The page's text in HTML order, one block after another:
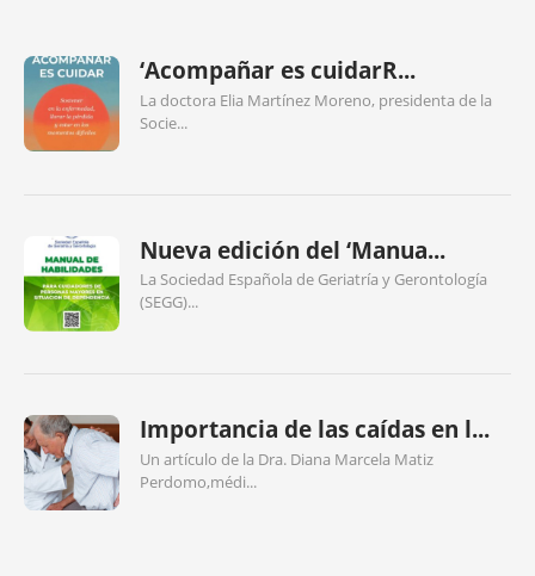
‘Acompañar es cuidarR...
La doctora Elia Martínez Moreno, presidenta de la
Socie...
Nueva edición del ‘Manua...
La Sociedad Española de Geriatría y Gerontología
(SEGG)...
Importancia de las caídas en l...
Un artículo de la Dra. Diana Marcela Matiz
Perdomo,médi...